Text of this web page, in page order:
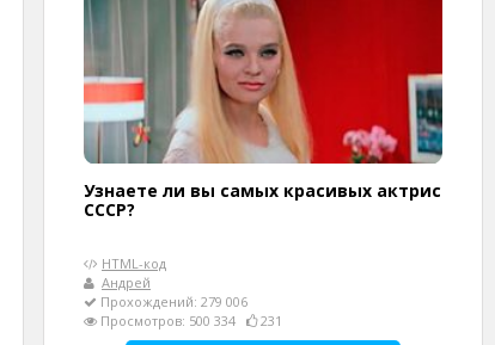
Узнаете ли вы самых красивых актрис
СССР?
HTML-код
Андрей
Прохождений: 279 006
Просмотров: 500 334
231